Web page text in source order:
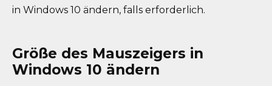
in Windows 10 ändern, falls erforderlich.
Größe des Mauszeigers in
Windows 10 ändern